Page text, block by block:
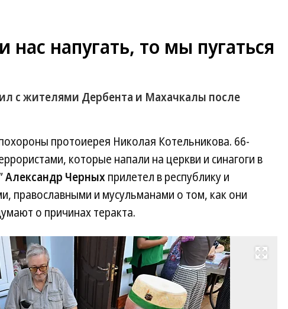
нас напугать, то мы пугаться
с жителями Дербента и Махачкалы после
протоиерея Николая Котельникова. 66-
которые напали на церкви и синагоги в
Александр Черныхприлетел в республику и
православными и мусульманами о том, как они
о причинах теракта.
Развернуть на весь экран